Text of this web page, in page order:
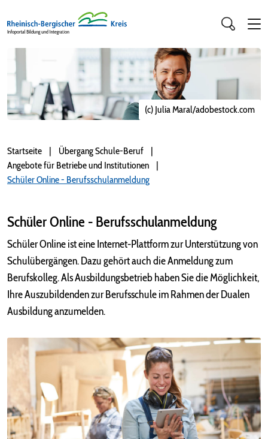
(c) Julia Maral/adobestock.com
Startseite
Übergang Schule-Beruf
Angebote für Betriebe und Institutionen
Schüler Online - Berufsschulanmeldung
Schüler Online - Berufsschulanmeldung
Schüler Online ist eine Internet-Plattform zur Unterstützung von
Schulübergängen. Dazu gehört auch die Anmeldung zum
Berufskolleg. Als Ausbildungsbetrieb haben Sie die Möglichkeit,
Ihre Auszubildenden zur Berufsschule im Rahmen der Dualen
Ausbildung anzumelden.